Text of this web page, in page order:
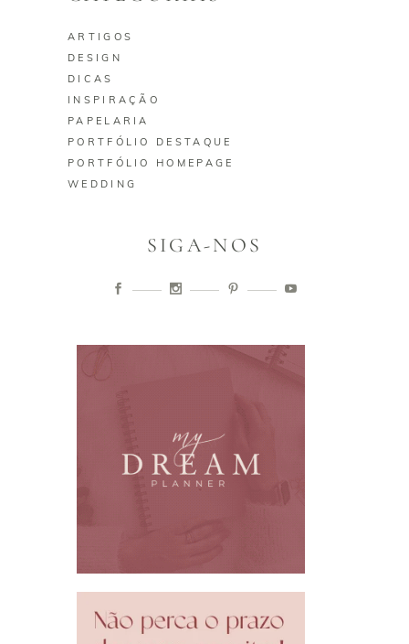
ARTIGOS
DESIGN
DICAS
INSPIRAÇÃO
PAPELARIA
PORTFÓLIO DESTAQUE
PORTFÓLIO HOMEPAGE
WEDDING
SIGA-NOS